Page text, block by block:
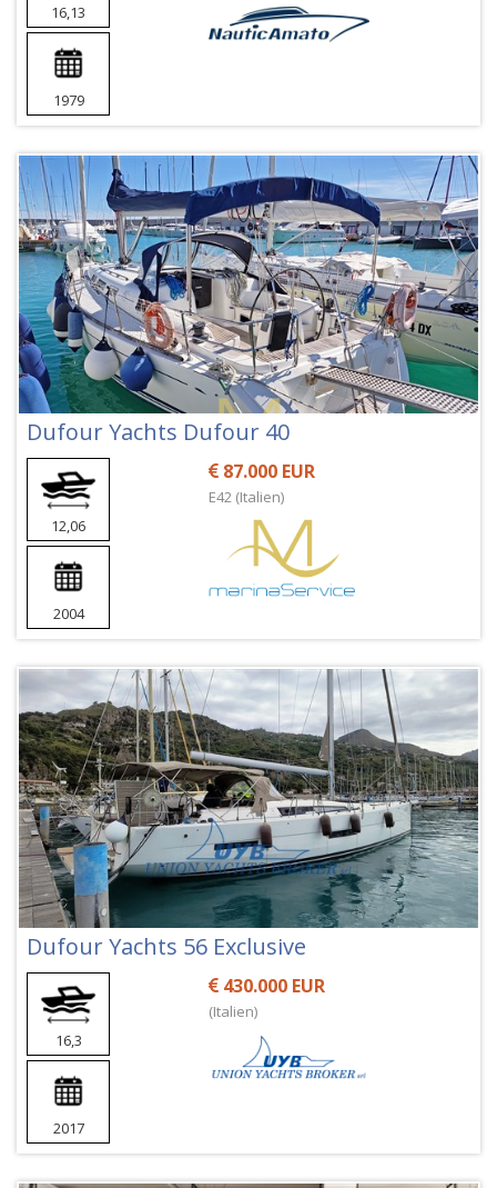
16,13
1979
Dufour Yachts Dufour 40
12,06
2004
87.000 EUR
E42 (Italien)
Dufour Yachts 56 Exclusive
16,3
2017
430.000 EUR
(Italien)